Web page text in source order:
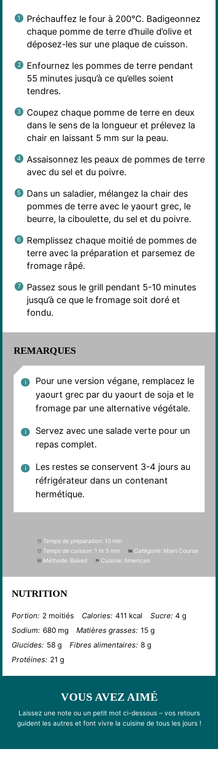
Préchauffez le four à 200°C. Badigeonnez
chaque pomme de terre d’huile d’olive et
déposez-les sur une plaque de cuisson.
Enfournez les pommes de terre pendant
55 minutes jusqu’à ce qu’elles soient
tendres.
Coupez chaque pomme de terre en deux
dans le sens de la longueur et prélevez la
chair en laissant 5 mm sur la peau.
Assaisonnez les peaux de pommes de terre
avec du sel et du poivre.
Dans un saladier, mélangez la chair des
pommes de terre avec le yaourt grec, le
beurre, la ciboulette, du sel et du poivre.
Remplissez chaque moitié de pommes de
terre avec la préparation et parsemez de
fromage râpé.
Passez sous le grill pendant 5-10 minutes
jusqu’à ce que le fromage soit doré et
fondu.
REMARQUES
Pour une version végane, remplacez le
yaourt grec par du yaourt de soja et le
fromage par une alternative végétale.
Servez avec une salade verte pour un
repas complet.
Les restes se conservent 3-4 jours au
réfrigérateur dans un contenant
hermétique.
Temps de préparation: 10 min
Temps de cuisson: 1 hr 5 min Catégorie: Main Course
Méthode: Baked Cuisine: American
NUTRITION
Portion: 2 moitiés Calories: 411 kcal Sucre: 4 g
Sodium: 680 mg Matières grasses: 15 g
Glucides: 58 g Fibres alimentaires: 8 g
Protéines: 21 g
VOUS AVEZ AIMÉ
Laissez une note ou un petit mot ci-dessous – vos retours
guident les autres et font vivre la cuisine de tous les jours !